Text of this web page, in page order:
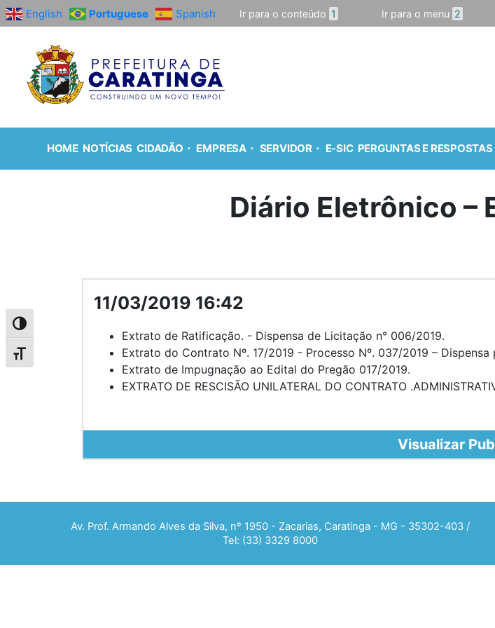
Alternar alto contraste
Alternar tamanho da fonte
English Portuguese Spanish Ir para o conteúdo 1 Ir para o menu 2
HOME NOTÍCIAS CIDADÃO EMPRESA SERVIDOR E-SIC PERGUNTAS E RESPOSTAS
Diário Eletrônico –
11/03/2019 16:42
Extrato de Ratificação. - Dispensa de Licitação n° 006/2019.
Extrato do Contrato Nº. 17/2019 - Processo Nº. 037/2019 –
Extrato de Impugnação ao Edital do Pregão 017/2019.
EXTRATO DE RESCISÃO UNILATERAL DO CONTRATO
Visualizar
Av. Prof. Armando Alves da Silva, nº 1950 - Zacarias, Caratinga - MG - 35302-403 /
Tel: (33) 3329 8000